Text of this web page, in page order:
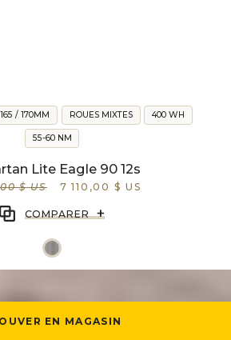
Lite Eagle 90 12s
$ US 7 110,00 $ US
165 / 170MM ROUES MIXTES 400 WH
55-60 NM
COMPARER +
EN MAGASIN